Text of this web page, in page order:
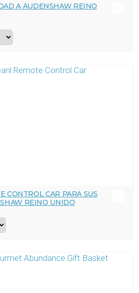
A AUDENSHAW REINO
CONTROL CAR PARA SUS
REINO UNIDO